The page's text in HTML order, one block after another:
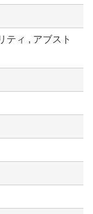
ティ , アブスト